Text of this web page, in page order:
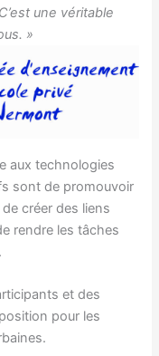
une véritable
»
aux technologies
sont de promouvoir
créer des liens
rendre les tâches
et des
pour les